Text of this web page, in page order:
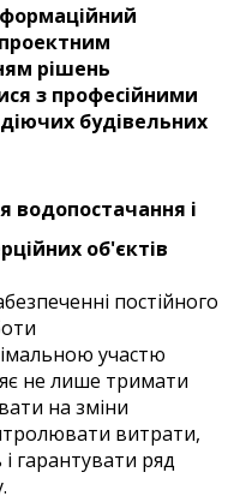
рішень
з професійними
будівельних
водопостачання і
об'єктів
постійного
участю
не лише тримати
на зміни
витрати,
гарантувати ряд